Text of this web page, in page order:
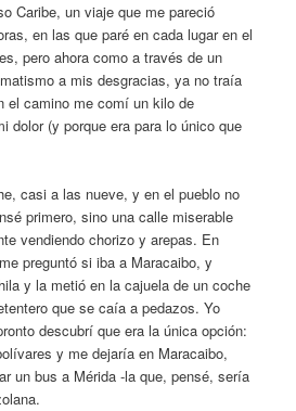
Caribe, un viaje que me pareció
en las que paré en cada lugar en el
pero ahora como a través de un
a mis desgracias, ya no traía
el camino me comí un kilo de
dolor (y porque era para lo único que
casi a las nueve, y en el pueblo no
primero, sino una calle miserable
vendiendo chorizo y arepas. En
preguntó si iba a Maracaibo, y
y la metió en la cajuela de un coche
que se caía a pedazos. Yo
descubrí que era la única opción:
y me dejaría en Maracaibo,
un bus a Mérida -la que, pensé, sería